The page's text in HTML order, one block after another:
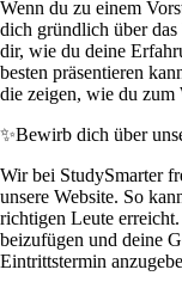
Wenn du zu einem
dich gründlich über
dir, wie du deine
besten präsentieren
die zeigen, wie du zum
✨Bewirb dich über
Wir bei StudySmarter
unsere Website. So
richtigen Leute
beizufügen und deine
Eintrittstermin